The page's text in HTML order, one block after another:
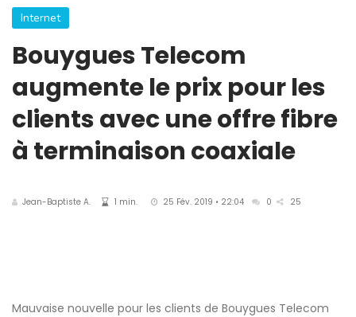
Internet
Bouygues Telecom
augmente le prix pour les
clients avec une offre fibre
à terminaison coaxiale
Jean-Baptiste A. 1 min. 25 Fév. 2019 • 22:04 0 25
Mauvaise nouvelle pour les clients de Bouygues Telecom